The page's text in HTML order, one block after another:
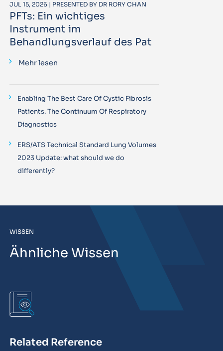
JUL 15, 2026 | PRESENTED BY DR RORY CHAN
PFTs: Ein wichtiges
Instrument im
Behandlungsverlauf des Pat
Mehr lesen
Enabling The Best Care Of Cystic Fibrosis
Patients. The Continuum Of Respiratory
Diagnostics
ERS/ATS Technical Standard Lung Volumes
2023 Update: what should we do
differently?
WISSEN
Ähnliche Wissen
Related Reference